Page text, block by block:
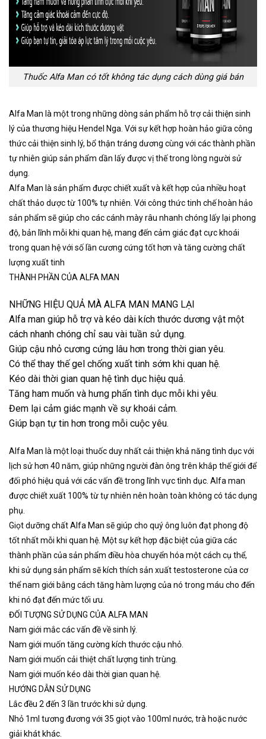
Thuốc Alfa Man có tốt không tác dụng cách dùng giá bán
Alfa Man là một trong những dòng sản phẩm hỗ trợ cải thiện sinh
lý của thương hiệu Hendel Nga. Với sự kết hợp hoàn hảo giữa công
thức cải thiện sinh lý, bổ thận tráng dương cùng với các thành phần
tự nhiên giúp sản phẩm dần lấy được vị thế trong lòng người sử
dụng.
Alfa Man là sản phẩm được chiết xuất và kết hợp của nhiều hoạt
chất thảo dược từ 100% tự nhiên. Với công thức tinh chế hoàn hảo
sản phẩm sẽ giúp cho các cánh mày râu nhanh chóng lấy lại phong
độ, bản lĩnh mỗi khi quan hệ, mang đến cảm giác đạt cực khoái
trong quan hệ với số lần cương cứng tốt hơn và tăng cường chất
lượng xuất tinh
THÀNH PHẦN CỦA ALFA MAN
NHỮNG HIỆU QUẢ MÀ ALFA MAN MANG LẠI
Alfa man giúp hỗ trợ và kéo dài kích thước dương vật một
cách nhanh chóng chỉ sau vài tuần sử dụng.
Giúp cậu nhỏ cương cứng lâu hơn trong thời gian yêu.
Có thể thay thế gel chống xuất tinh sớm khi quan hệ.
Kéo dài thời gian quan hệ tình dục hiệu quả.
Tăng ham muốn và hưng phấn tình dục mỗi khi yêu.
Đem lại cảm giác mạnh về sự khoái cảm.
Giúp bạn tự tin hơn trong mỗi cuộc yêu.
Alfa Man là một loại thuốc duy nhất cải thiện khả năng tình dục với
lịch sử hơn 40 năm, giúp những người đàn ông trên khắp thế giới để
đối phó hiệu quả với các vấn đề trong lĩnh vực tình dục. Alfa man
được chiết xuất 100% từ tự nhiên nên hoàn toàn không có tác dụng
phụ.
Giọt dưỡng chất Alfa Man sẽ giúp cho quý ông luôn đạt phong độ
tốt nhất mỗi khi quan hệ. Một sự kết hợp đặc biệt của giữa các
thành phần của sản phẩm điều hòa chuyển hóa một cách cụ thể,
khi sử dụng sản phẩm sẽ kích thích sản xuất testosterone của cơ
thể nam giới bằng cách tăng hàm lượng của nó trong máu cho đến
khi nó đạt đến mức tối ưu.
ĐỐI TƯỢNG SỬ DỤNG CỦA ALFA MAN
Nam giới mắc các vấn đề về sinh lý.
Nam giới muốn tăng cường kích thước cậu nhỏ.
Nam giới muốn cải thiệt chất lượng tinh trùng.
Nam giới muốn kéo dài thời gian quan hệ.
HƯỚNG DẪN SỬ DỤNG
Lắc đều 2 đến 3 lần trước khi sử dụng.
Nhỏ 1ml tương đương với 35 giọt vào 100ml nước, trà hoặc nước
giải khát khác.